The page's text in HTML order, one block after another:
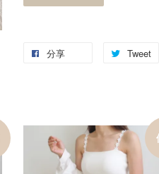
分享 Tweet
加入購物車